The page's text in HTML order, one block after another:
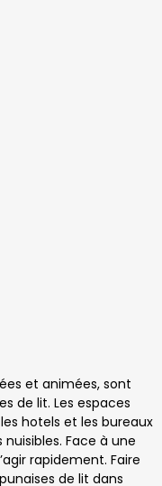
et animées, sont
de lit. Les espaces
hotels et les bureaux
Face à une
rapidement. Faire
de lit dans